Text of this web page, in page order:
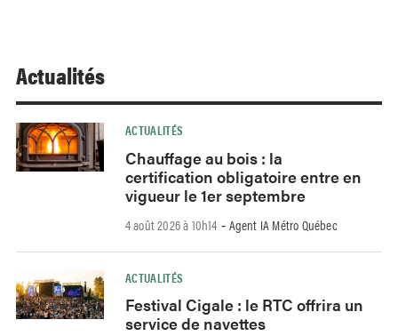
Actualités
ACTUALITÉS
Chauffage au bois : la
certification obligatoire entre en
vigueur le 1er septembre
4 août 2026 à 10h14 - Agent IA Métro Québec
ACTUALITÉS
Festival Cigale : le RTC offrira un
service de navettes